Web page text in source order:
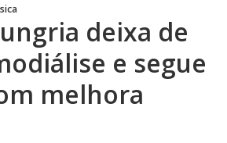
deixa de
e segue
melhora